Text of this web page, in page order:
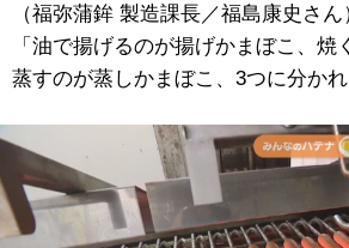
（福弥蒲鉾 製造課長／福島康史さん
「油で揚げるのが揚げかまぼこ、焼
蒸すのが蒸しかまぼこ、3つに分かれ